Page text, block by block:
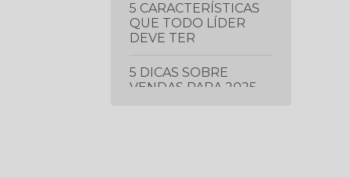
5 CARACTERÍSTICAS
QUE TODO LÍDER
DEVE TER
5 DICAS SOBRE
VENDAS PARA 2025